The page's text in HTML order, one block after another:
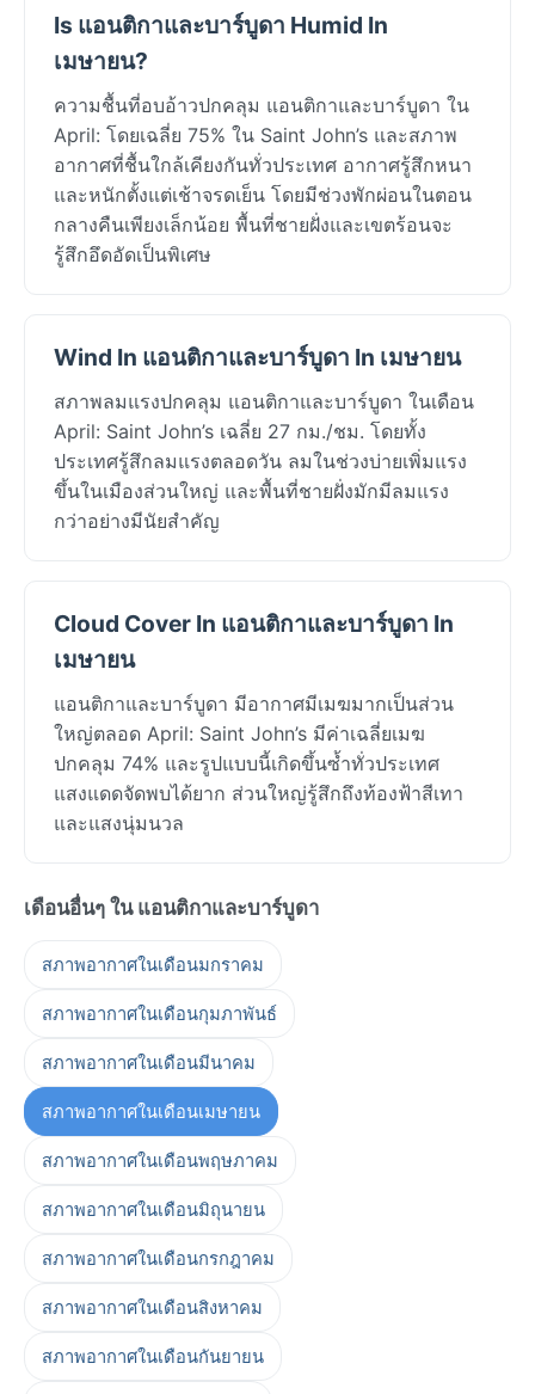
Is แอนติกาและบาร์บูดา Humid In
เมษายน?
ความชื้นที่อบอ้าวปกคลุม แอนติกาและบาร์บูดา ใน
April: โดยเฉลี่ย 75% ใน Saint John’s และสภาพ
อากาศที่ชื้นใกล้เคียงกันทั่วประเทศ อากาศรู้สึกหนา
และหนักตั้งแต่เช้าจรดเย็น โดยมีช่วงพักผ่อนในตอน
กลางคืนเพียงเล็กน้อย พื้นที่ชายฝั่งและเขตร้อนจะ
รู้สึกอึดอัดเป็นพิเศษ
Wind In แอนติกาและบาร์บูดา In เมษายน
สภาพลมแรงปกคลุม แอนติกาและบาร์บูดา ในเดือน
April: Saint John’s เฉลี่ย 27 กม./ชม. โดยทั้ง
ประเทศรู้สึกลมแรงตลอดวัน ลมในช่วงบ่ายเพิ่มแรง
ขึ้นในเมืองส่วนใหญ่ และพื้นที่ชายฝั่งมักมีลมแรง
กว่าอย่างมีนัยสำคัญ
Cloud Cover In แอนติกาและบาร์บูดา In
เมษายน
แอนติกาและบาร์บูดา มีอากาศมีเมฆมากเป็นส่วน
ใหญ่ตลอด April: Saint John’s มีค่าเฉลี่ยเมฆ
ปกคลุม 74% และรูปแบบนี้เกิดขึ้นซ้ำทั่วประเทศ
แสงแดดจัดพบได้ยาก ส่วนใหญ่รู้สึกถึงท้องฟ้าสีเทา
และแสงนุ่มนวล
เดือนอื่นๆ ใน แอนติกาและบาร์บูดา
สภาพอากาศในเดือนมกราคม
สภาพอากาศในเดือนกุมภาพันธ์
สภาพอากาศในเดือนมีนาคม
สภาพอากาศในเดือนเมษายน
สภาพอากาศในเดือนพฤษภาคม
สภาพอากาศในเดือนมิถุนายน
สภาพอากาศในเดือนกรกฎาคม
สภาพอากาศในเดือนสิงหาคม
สภาพอากาศในเดือนกันยายน